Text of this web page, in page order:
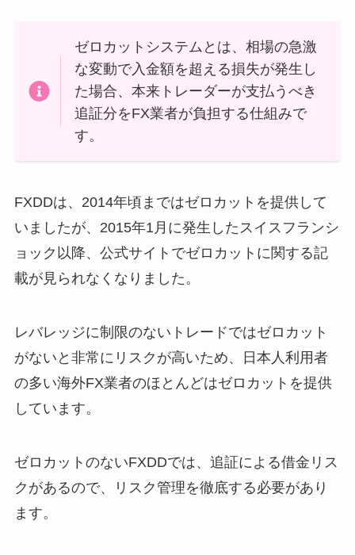
ゼロカットシステムとは、相場の急激
な変動で入金額を超える損失が発生し
た場合、本来トレーダーが支払うべき
追証分をFX業者が負担する仕組みで
す。
FXDDは、2014年頃まではゼロカットを提供して
いましたが、2015年1月に発生したスイスフランシ
ョック以降、公式サイトでゼロカットに関する記
載が見られなくなりました。
レバレッジに制限のないトレードではゼロカット
がないと非常にリスクが高いため、日本人利用者
の多い海外FX業者のほとんどはゼロカットを提供
しています。
ゼロカットのないFXDDでは、追証による借金リス
クがあるので、リスク管理を徹底する必要があり
ます。